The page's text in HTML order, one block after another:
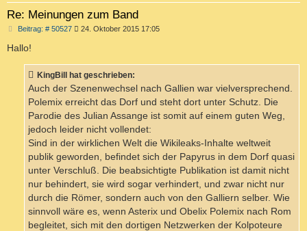
Re: Meinungen zum Band
Beitrag: # 50527B
r
a
24. Oktober 2015 17:05
Hallo!
KingBill hat geschrieben:
Auch der Szenenwechsel nach Gallien war vielversprechend.
Polemix erreicht das Dorf und steht dort unter Schutz. Die
Parodie des Julian Assange ist somit auf einem guten Weg,
jedoch leider nicht vollendet:
Sind in der wirklichen Welt die Wikileaks-Inhalte weltweit
publik geworden, befindet sich der Papyrus in dem Dorf quasi
unter Verschluß. Die beabsichtigte Publikation ist damit nicht
nur behindert, sie wird sogar verhindert, und zwar nicht nur
durch die Römer, sondern auch von den Galliern selber. Wie
sinnvoll wäre es, wenn Asterix und Obelix Polemix nach Rom
begleitet, sich mit den dortigen Netzwerken der Kolpoteure